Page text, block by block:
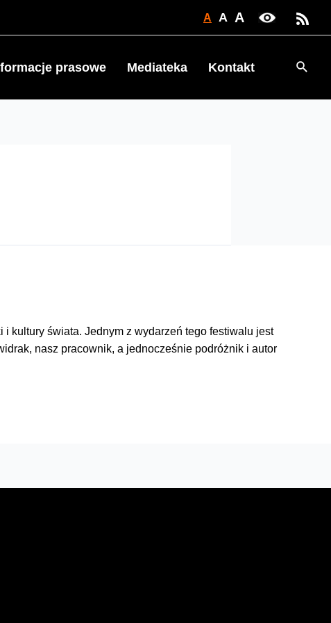
A A A
prasowe Mediateka Kontakt
kultury świata. Jednym z wydarzeń tego festiwalu jest
nasz pracownik, a jednocześnie podróżnik i autor